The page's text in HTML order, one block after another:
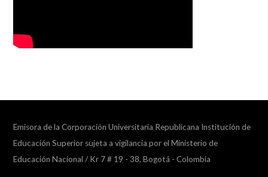
Emisora de la Corporación Universitaria Republicana Institución de
Educación Superior sujeta a vigilancia por el Ministerio de
Educación Nacional / Kr 7 # 19 - 38, Bogotá - Colombia